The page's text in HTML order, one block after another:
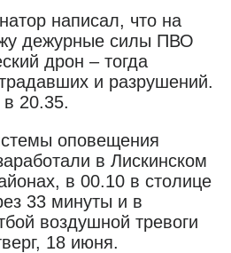
написал, что на
дежурные силы ПВО
дрон – тогда
и разрушений.
в 20.35.
оповещения
в Лискинском
в 00.10 в столице
33 минуты и в
воздушной тревоги
18 июня.